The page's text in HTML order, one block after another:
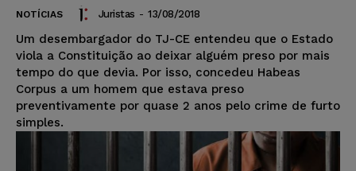
NOTÍCIAS Juristas - 13/08/2018
Um desembargador do TJ-CE entendeu que o Estado
viola a Constituição ao deixar alguém preso por mais
tempo do que devia. Por isso, concedeu Habeas
Corpus a um homem que estava preso
preventivamente por quase 2 anos pelo crime de furto
simples.